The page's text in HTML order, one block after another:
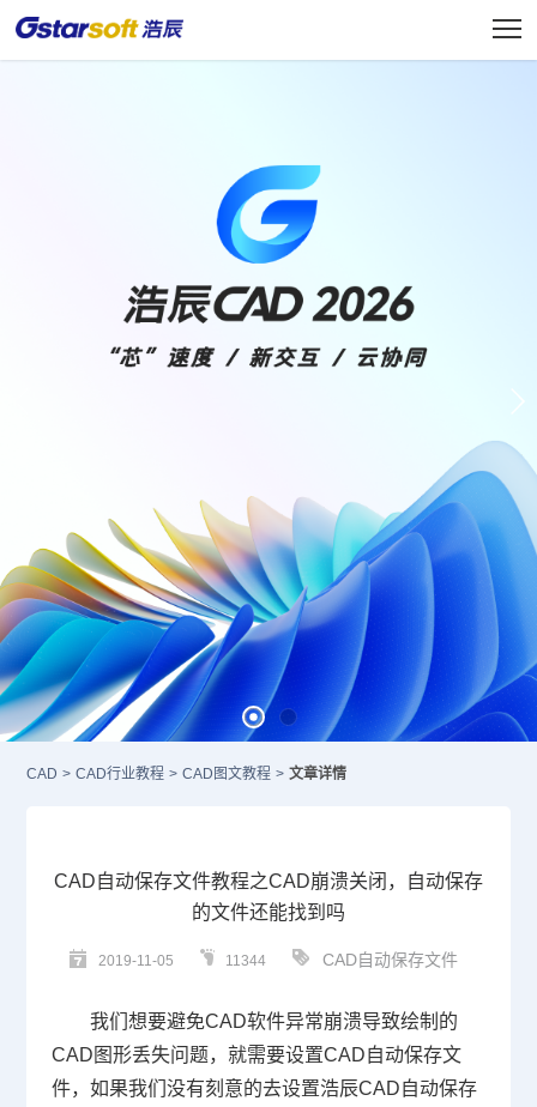
CAD > CAD行业教程 > CAD图文教程 > 文章详情
CAD自动保存文件教程之CAD崩溃关闭，自动保存
的文件还能找到吗
2019-11-05 11344 CAD自动保存文件
我们想要避免CAD软件异常崩溃导致绘制的
CAD 图形丢失问题，就需要设置CAD 自动保存文
件，如果我们没有刻意的去设置浩辰CAD自动保存